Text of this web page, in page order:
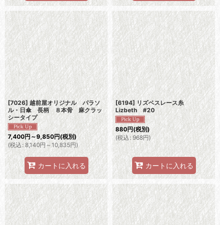
[7026] 越前屋オリジナル パラソ
ル・日傘 長柄 ８本骨 麻クラッ
シータイプ
7,400円～9,850円(税別)
(税込 : 8,140円～10,835円)
カートに入れる
[6194] リズベスレース糸
Lizbeth #20
880円(税別)
(税込: 968円)
カートに入れる